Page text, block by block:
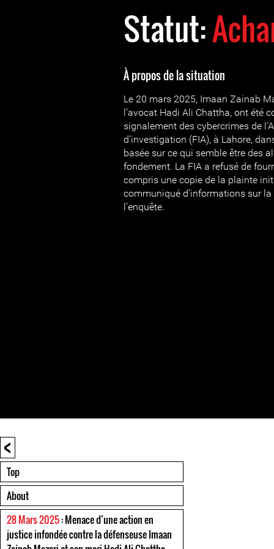
Statut:
À propos de la situation
Le 20 mars 2025, Imaan Zainab
l’avocat Hadi Ali Chattha, ont été
signalement des cybercrimes de
d’investigation (FIA), à Lahore,
basée sur ce qui semble être des
fondement. La FIA a refusé de
compris une copie de la plainte
communiqué d’informations sur
l’enquête.
<
Top
About
28 Mars 2025: Menace d’une action en
justice infondée contre la défenseuse Imaan